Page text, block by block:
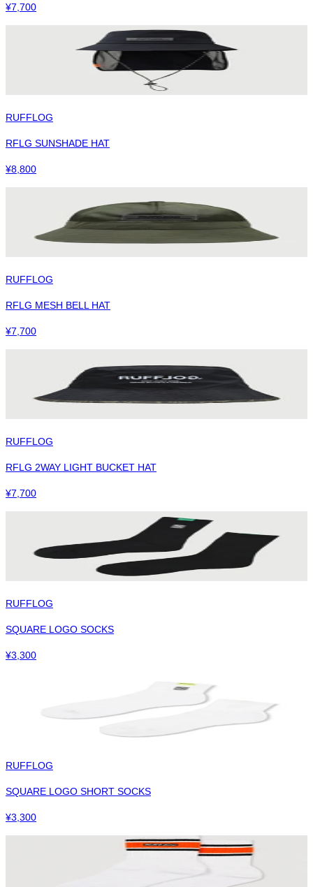
¥7,700
RUFFLOG
RFLG SUNSHADE HAT
¥8,800
RUFFLOG
RFLG MESH BELL HAT
¥7,700
RUFFLOG
RFLG 2WAY LIGHT BUCKET HAT
¥7,700
RUFFLOG
SQUARE LOGO SOCKS
¥3,300
RUFFLOG
SQUARE LOGO SHORT SOCKS
¥3,300